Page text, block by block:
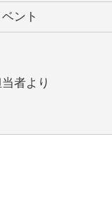
ント
者より